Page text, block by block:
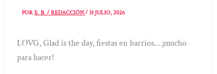
PORE. B. / REDACCIÓN/31 JULIO, 2026
LOVG, Glad is the day, fiestas en barrios… ¡mucho
para hacer!